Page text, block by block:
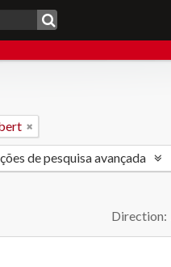
de pesquisa avançada
Direction: